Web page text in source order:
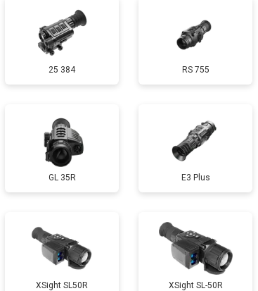
от 60 мин
25 384 RS 755
GL 35R E3 Plus
ХSight SL50R XSight SL-50R